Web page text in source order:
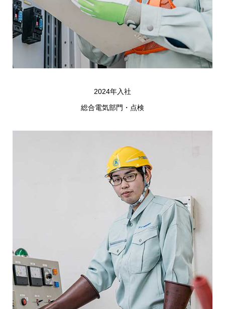
2024年入社
総合電気部門・点検